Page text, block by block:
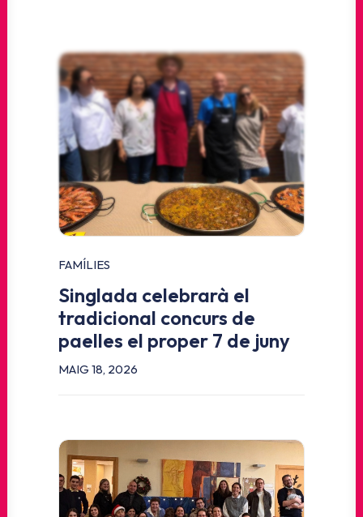
FAMÍLIES
Singlada celebrarà el
tradicional concurs de
paelles el proper 7 de juny
MAIG 18, 2026